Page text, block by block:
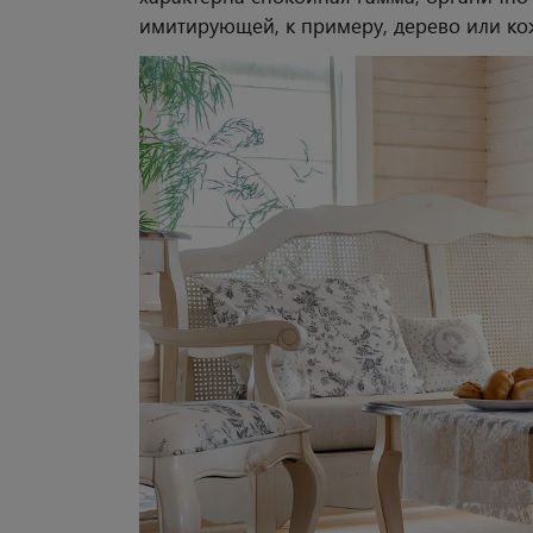
имитирующей, к примеру, дерево или